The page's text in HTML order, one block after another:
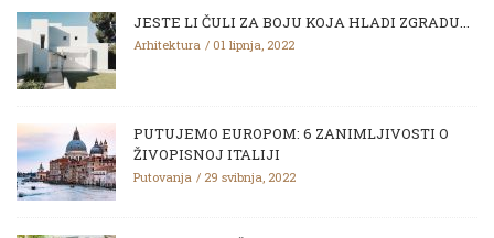
JESTE LI ČULI ZA BOJU KOJA HLADI ZGRADU...
Arhitektura 01 lipnja, 2022
PUTUJEMO EUROPOM: 6 ZANIMLJIVOSTI O
ŽIVOPISNOJ ITALIJI
Putovanja 29 svibnja, 2022